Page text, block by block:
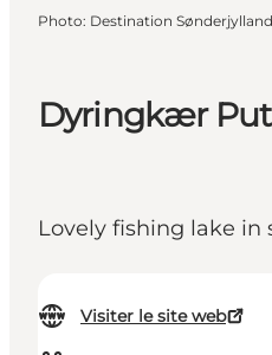
Dyringkær Put
Lovely fishing lake in
Visiter le site web
Photo: Destination